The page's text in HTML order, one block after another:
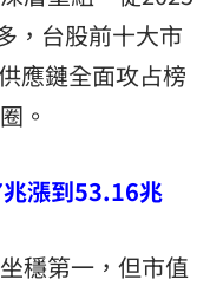
，台股前十大市
應鏈全面攻占榜
。
漲到53.16兆
穩第一，但市值